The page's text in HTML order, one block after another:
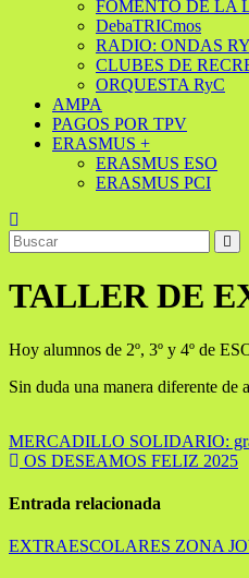
FOMENTO DE LA
DebaTRICmos
RADIO: ONDAS
CLUBES DE
ORQUESTA RyC
AMPA
PAGOS POR TPV
ERASMUS +
ERASMUS ESO
ERASMUS PCI
TALLER DE
Hoy alumnos de 2º, 3º y 4º de
Sin duda una manera diferente de
Navegación
de
entradas
MERCADILLO SOLIDARIO:
OS DESEAMOS FELIZ 2025
Entrada relacionada
EXTRAESCOLARES ZONA